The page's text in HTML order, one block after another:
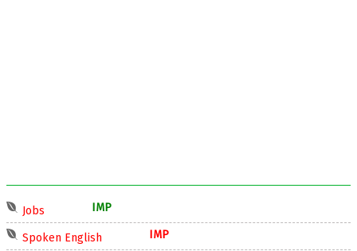
Jobs
Spoken English